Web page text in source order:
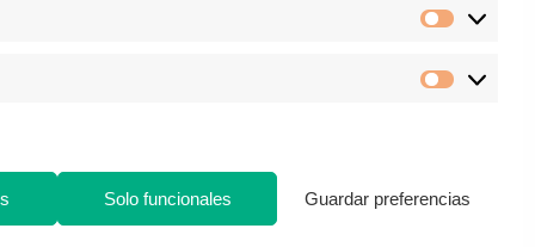
Solo funcionales Guardar preferencias